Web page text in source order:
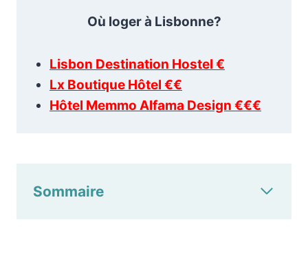
Où loger à Lisbonne?
Lisbon Destination Hostel €
Lx Boutique Hôtel €€
Hôtel Memmo Alfama Design €€€
Sommaire